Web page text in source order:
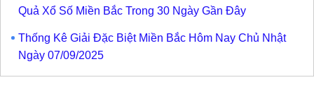
Quả Xổ Số Miền Bắc Trong 30 Ngày Gần Đây
Thống Kê Giải Đặc Biệt Miền Bắc Hôm Nay Chủ Nhật
Ngày 07/09/2025